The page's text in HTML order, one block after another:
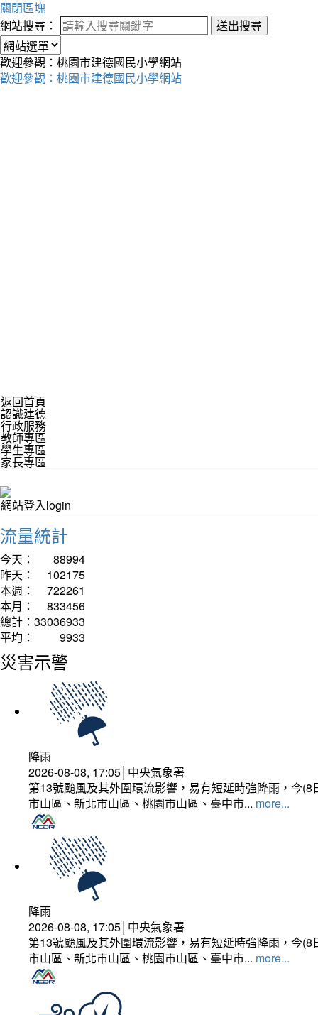
關閉區塊
網站搜尋：
送出搜尋
歡迎參觀：桃園市建德國民小學網站
歡迎參觀：桃園市建德國民小學網站
返回首頁
認識建德
行政服務
教師專區
學生專區
家長專區
網站登入login
流量統計
今天：
88994
昨天：
102175
本週：
722261
本月：
833456
總計： 33036933
平均：
9933
災害示警
降雨
2026-08-08, 17:05│中央氣象署
第13號颱風及其外圍環流影響，易有短延時強降雨，今
市山區、新北市山區、桃園市山區、臺中市... more...
降雨
2026-08-08, 17:05│中央氣象署
第13號颱風及其外圍環流影響，易有短延時強降雨，今
市山區、新北市山區、桃園市山區、臺中市... more...